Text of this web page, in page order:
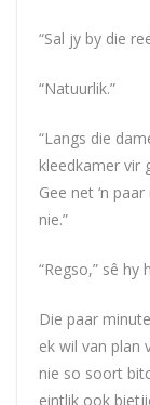
“Sal jy by die
“Natuurlik.”
“Langs die
kleedkamer vir
Gee net ‘n
nie.”
“Regso,” sê hy
Die paar
ek wil van plan
nie so soort
eintlik ook